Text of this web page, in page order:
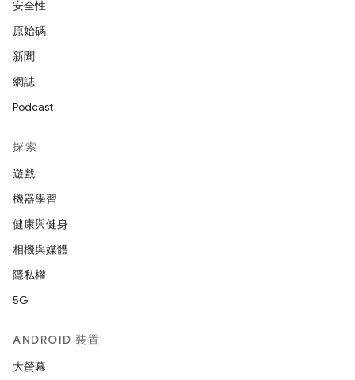
安全性
原始碼
新聞
網誌
Podcast
探索
遊戲
機器學習
健康與健身
相機與媒體
隱私權
5G
ANDROID 裝置
大螢幕